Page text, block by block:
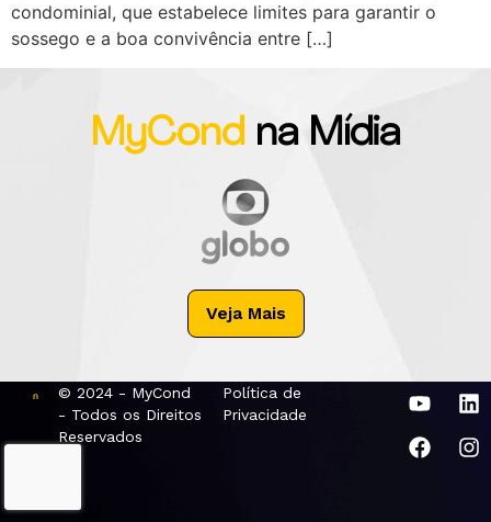
condominial, que estabelece limites para garantir o
sossego e a boa convivência entre […]
MyCond na Mídia
Veja Mais
© 2024 - MyCond
- Todos os Direitos
Reservados
Política de
Privacidade